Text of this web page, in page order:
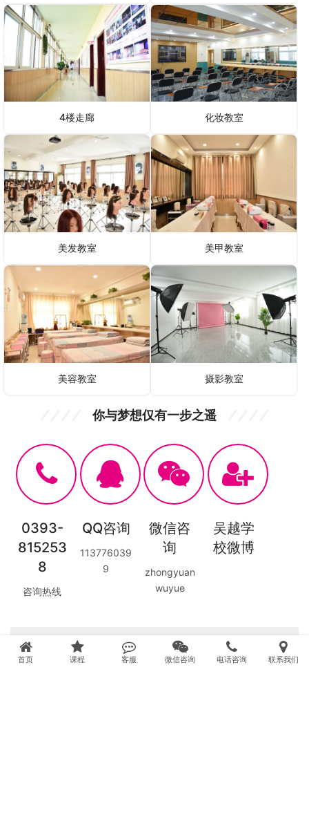
4楼走廊 化妆教室
美发教室 美甲教室
美容教室 摄影教室
你与梦想仅有一步之遥
0393-
815253
8
咨询热线
QQ咨询
113776039
9
微信咨
询
zhongyuan
wuyue
吴越学
校微博
本校为政府定点正规培训机构，完整官方资质查
濮阳市吴越职业培训学校官方资质公示
首页 课程 客服 微信咨询 电话咨询 联系我们